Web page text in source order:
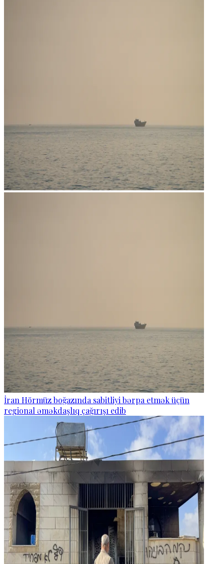
İran Hörmüz boğazında sabitliyi bərpa etmək üçün
regional əməkdaşlıq çağırışı edib